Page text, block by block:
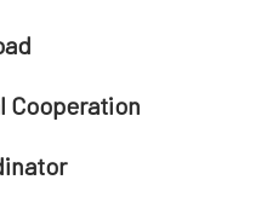
Cooperation